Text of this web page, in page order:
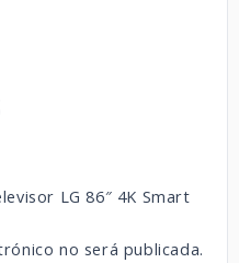
LG 86″ 4K Smart
no será publicada.